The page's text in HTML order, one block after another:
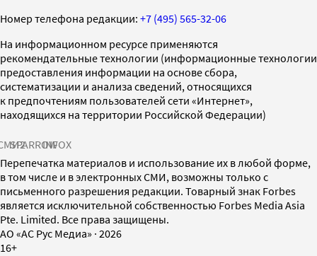
Номер телефона редакции: +7 (495) 565-32-06
На информационном ресурсе применяются
рекомендательные технологии (информационные технологии
предоставления информации на основе сбора,
систематизации и анализа сведений, относящихся
к предпочтениям пользователей сети «Интернет»,
находящихся на территории Российской Федерации)
SPARROWINFOX
Перепечатка материалов и использование их в любой форме,
в том числе и в электронных СМИ, возможны только с
письменного разрешения редакции. Товарный знак Forbes
является исключительной собственностью Forbes Media Asia
Pte. Limited. Все права защищены.
AO «АС Рус Медиа» · 2026
16+